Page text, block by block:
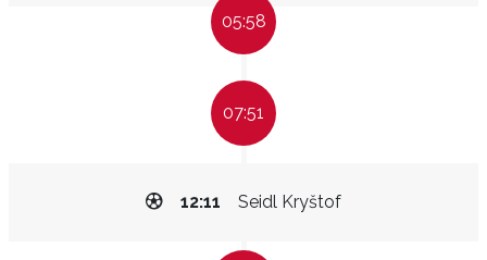
05:58
07:51
Seidl Kryštof
12:11